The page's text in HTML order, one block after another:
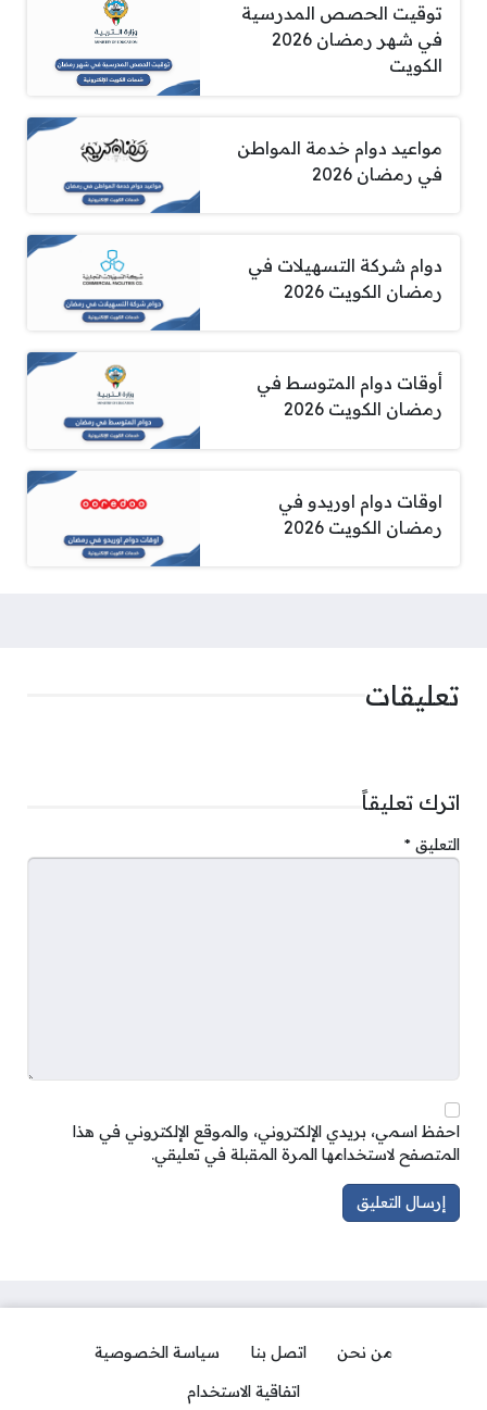
توقيت الحصص المدرسية
في شهر رمضان 2026
الكويت
مواعيد دوام خدمة المواطن
في رمضان 2026
دوام شركة التسهيلات في
رمضان الكويت 2026
أوقات دوام المتوسط في
رمضان الكويت 2026
اوقات دوام اوريدو في
رمضان الكويت 2026
تعليقات
اترك تعليقاً
التعليق *
احفظ اسمي، بريدي الإلكتروني، والموقع الإلكتروني في هذا
المتصفح لاستخدامها المرة المقبلة في تعليقي.
من نحن اتصل بنا
سياسة الخصوصية
اتفاقية الاستخدام